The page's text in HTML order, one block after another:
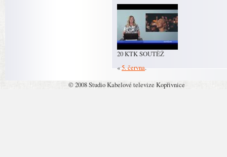
20 KTK SOUTĚŽ
«5. června.
© 2008 Studio Kabelové televize Kopřivnice